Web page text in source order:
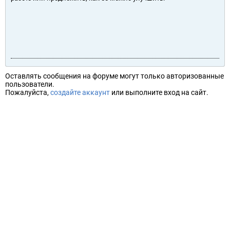
Оставлять сообщения на форуме могут только авторизованные
пользователи.
Пожалуйста, создайте аккаунт или выполните вход на сайт.